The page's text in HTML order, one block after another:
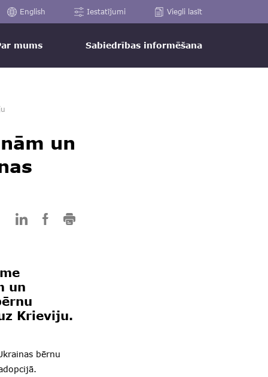
English Iestatījumi Viegli lasīt
mums Sabiedrības informēšana
un
un
Krieviju.
bērnu